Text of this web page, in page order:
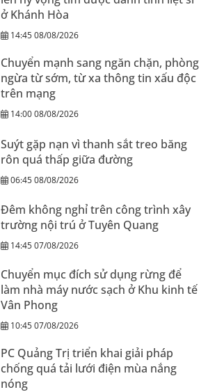
ở Khánh Hòa
14:45 08/08/2026
Chuyển mạnh sang ngăn chặn, phòng
ngừa từ sớm, từ xa thông tin xấu độc
trên mạng
14:00 08/08/2026
Suýt gặp nạn vì thanh sắt treo băng
rôn quá thấp giữa đường
06:45 08/08/2026
Đêm không nghỉ trên công trình xây
trường nội trú ở Tuyên Quang
14:45 07/08/2026
Chuyển mục đích sử dụng rừng để
làm nhà máy nước sạch ở Khu kinh tế
Vân Phong
10:45 07/08/2026
PC Quảng Trị triển khai giải pháp
chống quá tải lưới điện mùa nắng
nóng